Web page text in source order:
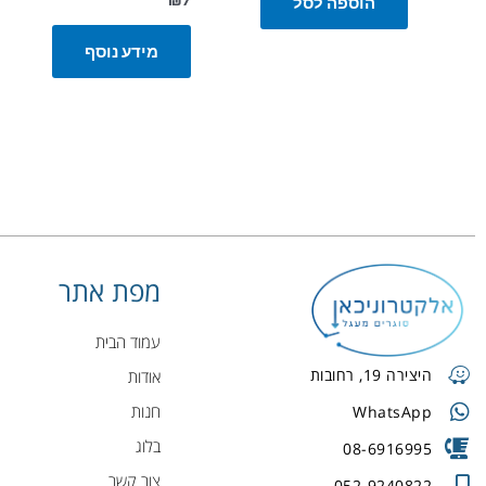
מידע נוסף
היצירה 19, רחובות
WhatsApp
08-6916995
מפת אתר
עמוד הבית
אודות
חנות
בלוג
צור קשר